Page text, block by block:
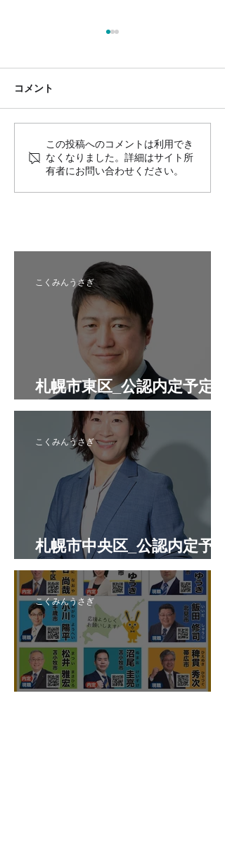
国民民主プレス号外 苫小
牧市特別号 令和8年6月
コメント
この投稿へのコメントは利用でき
なくなりました。詳細はサイト所
有者にお問い合わせください。
札幌市東区_公認内定予定候
補者
こくみんうさぎ
札幌市中央区_公認内定予定
候補者
こくみんうさぎ
こくみんうさぎ